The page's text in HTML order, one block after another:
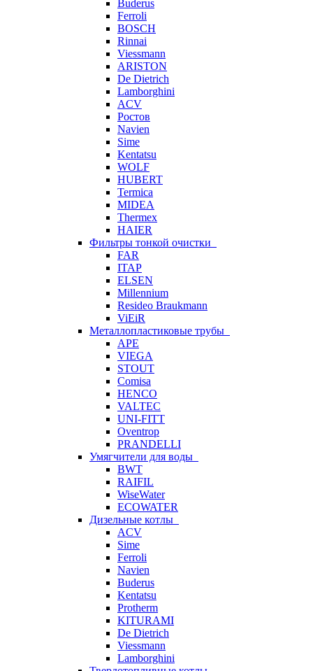
Buderus
Ferroli
BOSCH
Rinnai
Viessmann
ARISTON
De Dietrich
Lamborghini
ACV
Ростов
Navien
Sime
Kentatsu
WOLF
HUBERT
Termica
MIDEA
Thermex
HAIER
Фильтры тонкой очистки
FAR
ITAP
ELSEN
Millennium
Resideo Braukmann
ViEiR
Металлопластиковые трубы
APE
VIEGA
STOUT
Comisa
HENCO
VALTEC
UNI-FITT
Oventrop
PRANDELLI
Умягчители для воды
BWT
RAIFIL
WiseWater
ECOWATER
Дизельные котлы
ACV
Sime
Ferroli
Navien
Buderus
Kentatsu
Protherm
KITURAMI
De Dietrich
Viessmann
Lamborghini